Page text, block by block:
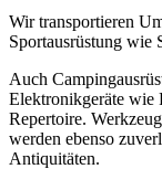
Wir transportieren
Sportausrüstung wie
Auch
Elektronikgeräte wie
Repertoire.
werden ebenso
Antiquitäten.